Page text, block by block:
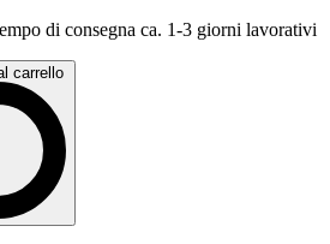
di consegna ca. 1-3 giorni lavorativi
carrello